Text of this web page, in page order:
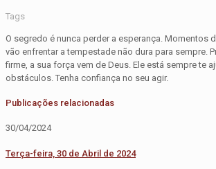
Tags
O segredo é nunca perder a esperança. Momentos
vão enfrentar a tempestade não dura para sempre.
firme, a sua força vem de Deus. Ele está sempre te
obstáculos. Tenha confiança no seu agir.
Publicações relacionadas
30/04/2024
Terça-feira, 30 de Abril de 2024